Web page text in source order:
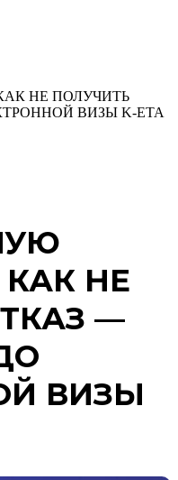
НЕ ПОЛУЧИТЬ
ВИЗЫ K-ETA
КАК НЕ
—
ВИЗЫ